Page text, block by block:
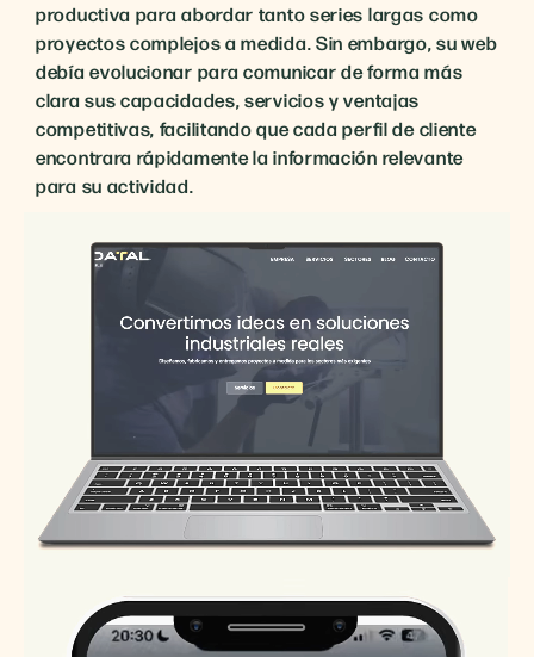
productiva para abordar tanto series largas como
proyectos complejos a medida. Sin embargo, su web
debía evolucionar para comunicar de forma más
clara sus capacidades, servicios y ventajas
competitivas, facilitando que cada perfil de cliente
encontrara rápidamente la información relevante
para su actividad.